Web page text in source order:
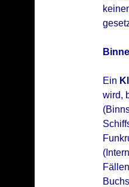
Ein
wird,